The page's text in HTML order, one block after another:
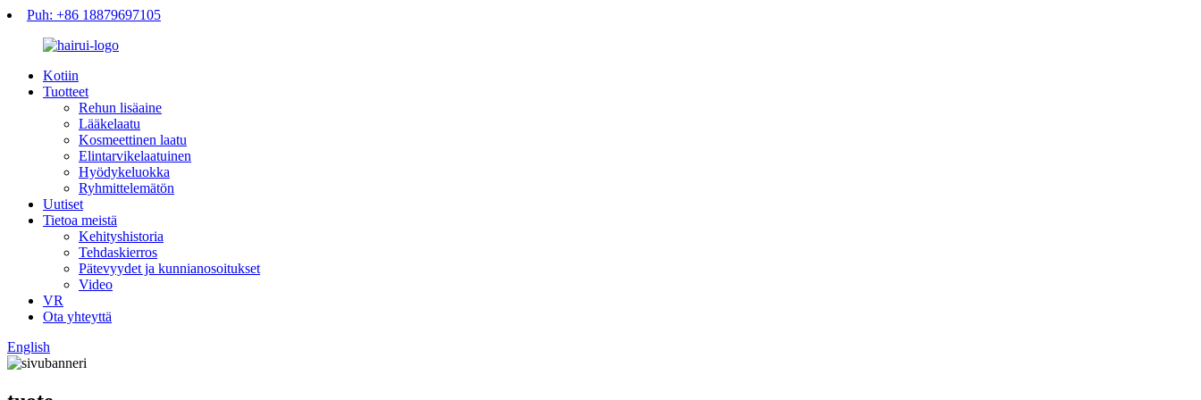
Puh: +86 18879697105
Kotiin
Tuotteet
Rehun lisäaine
Lääkelaatu
Kosmeettinen laatu
Elintarvikelaatuinen
Hyödykeluokka
Ryhmittelemätön
Uutiset
Tietoa meistä
Kehityshistoria
Tehdaskierros
Pätevyydet ja kunnianosoitukset
Video
VR
Ota yhteyttä
English